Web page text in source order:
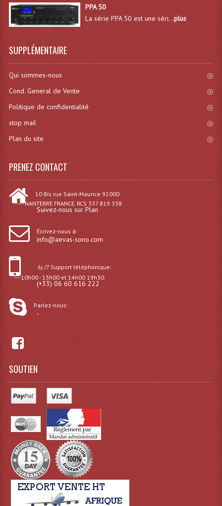
Table Mixages Et Contrôleurs & Consoles
Consoles Amplifiées
Boules À Facettes
Déco Light
Effets Lumineux À Leds
Effets Lumineux, Centre De Piste
Effets Lumineux, Effets Disco
Electronique Commande Light
Blocs De Puissance
Chenillards Modulateurs
Consoles Éclairage DMX
PPA 50
La série PPA 50 est une séri...plus
SUPPLÉMENTAIRE
Qui sommes-nous
Cond. General de Vente
Politique de confidentialité
stop mail
Plan du site
PRENEZ CONTACT
10 Bis rue Saint-Maurice 92000
----- NANTERRE FRANCE. RCS 337 819 338
Suivez-nous sur Plan
Écrivez-nous à:
info@aevas-sono.com
6j /7 Support téléphonique:
--- 10h00 - 13h00 et 14h00 19h30.
(+33) 06 60 616 222
Parlez-nous:
-
SOUTIEN